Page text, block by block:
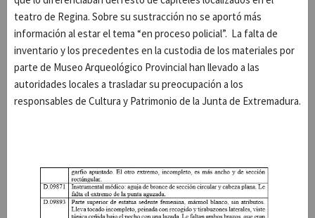
teatro de Regina. Sobre su sustracción no se aportó más
información al estar el tema “en proceso policial”. La falta de
inventario y los precedentes en la custodia de los materiales por
parte de Museo Arqueológico Provincial han llevado a las
autoridades locales a trasladar su preocupación a los
responsables de Cultura y Patrimonio de la Junta de Extremadura.